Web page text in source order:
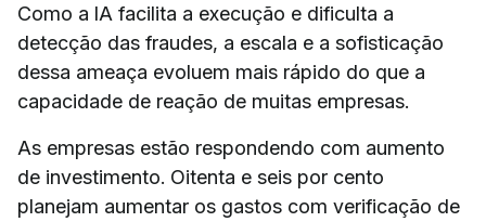
Como a IA facilita a execução e dificulta a
detecção das fraudes, a escala e a sofisticação
dessa ameaça evoluem mais rápido do que a
capacidade de reação de muitas empresas.
As empresas estão respondendo com aumento
de investimento. Oitenta e seis por cento
planejam aumentar os gastos com verificação de